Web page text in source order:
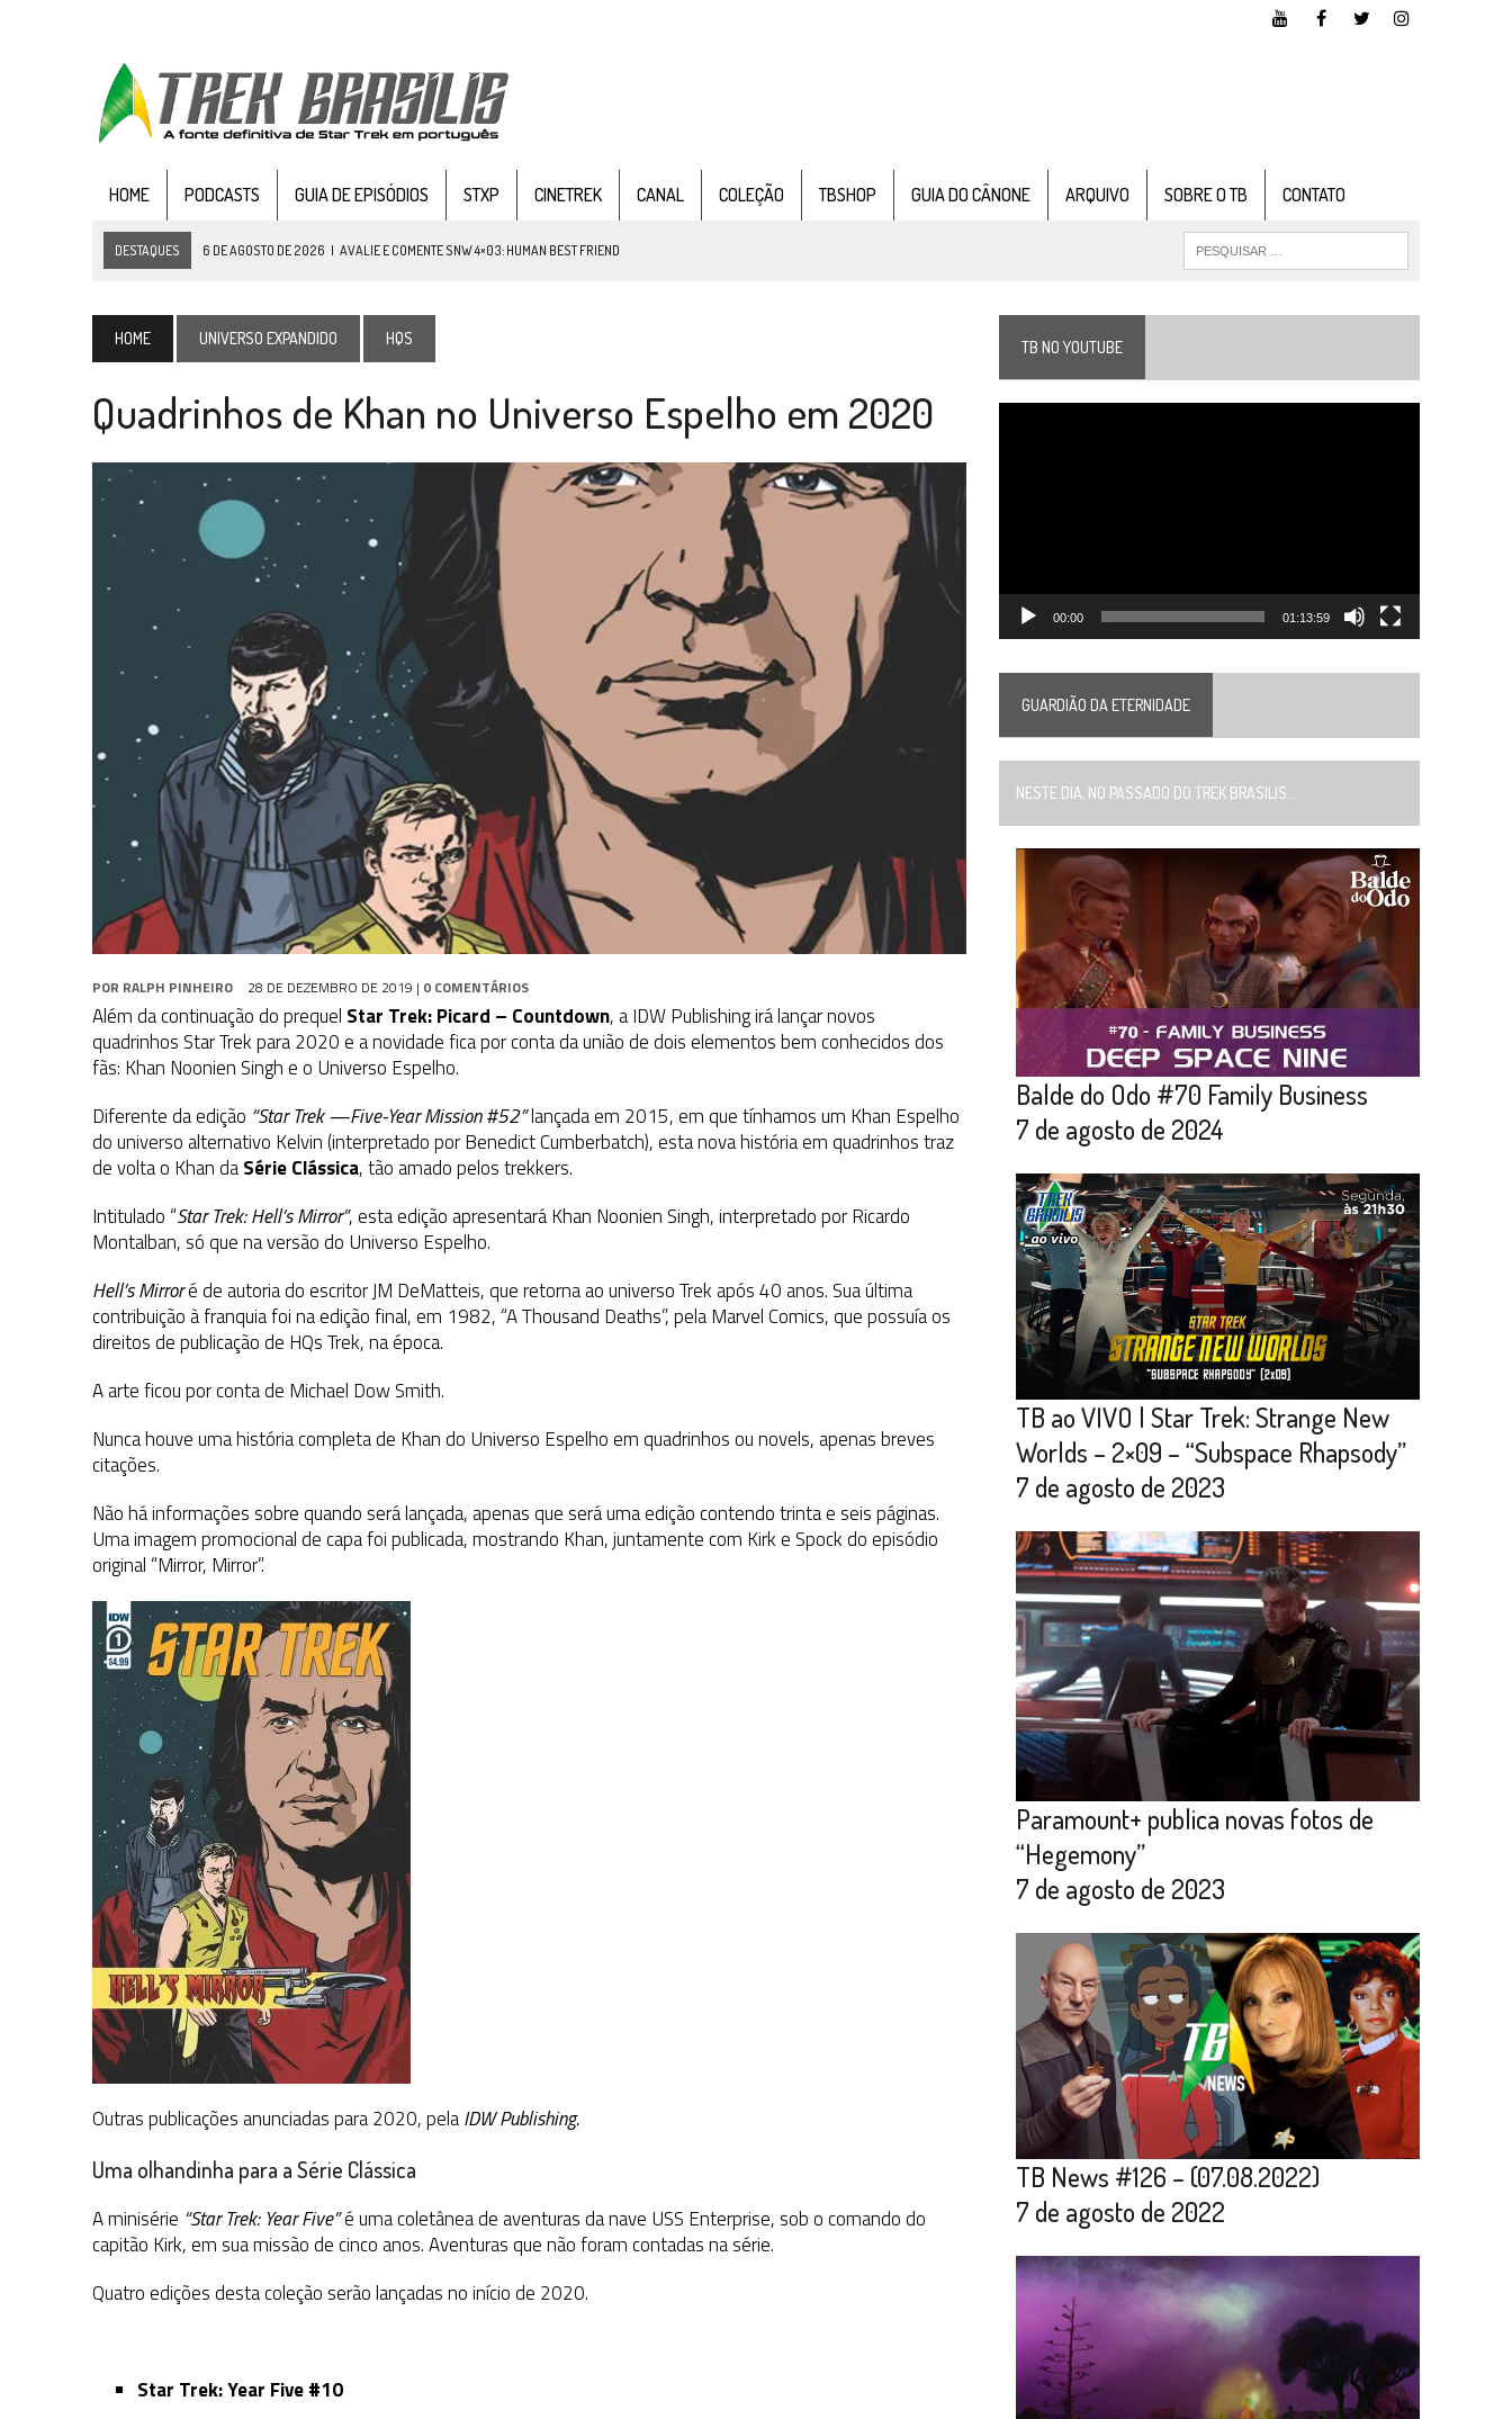
HOME PODCASTS GUIA DE EPISÓDIOS STXP CINETREK CANAL COLEÇÃO TBSHOP GUIA DO CÂNONE ARQUIVO SOBRE O TB CONTATO
DESTAQUES 6 DE AGOSTO DE 2026 | AVALIE E COMENTE SNW 4×03: HUMAN BEST FRIEND
3 DE AGOSTO DE 2026 | VEJA FOTOS DO TERCEIRO EPISÓDIO DA 4ª TEMPORADA DE STRANGE NEW WORDS
3 DE AGOSTO DE 2026 PARAMOUNT E CBS DERRUBAM NOVO VÍDEO DO FILME DE FÃS AXANAR HORAS APÓS ESTREIA
TB AO VIVO | STAR TREK: STRANGE NEW WORLDS – “THE GRIFFIN INCIDENT” (4×02)
1 DE AGOSTO DE 2026 ELENCO DE STRANGE NEW WORLDS ENCARA O FIM DE UMA ERA NA SDCC
31 DE JULHO DE 2026 GRANDES JORNADAS | QUATRO EPISÓDIOS DE SOBRE DIFERENTES PONTOS DE VISTA
31 DE JULHO DE 2026 BOX DELUXE DO ANO 5 DA COLEÇÃO TREK BRASILIS JÁ DISPONÍVEL EM PRÉ-VENDA!
NOVA TEMPORADA DE THE CENTER SEAT, SÉRIE DOCUMENTAL DE STAR TREK , CHEGA EM 8 DE SETEMBRO
HOME UNIVERSO EXPANDIDO HQS
Quadrinhos de Khan no Universo Espelho em 2020
POR RALPH PINHEIRO 28 DE DEZEMBRO DE 2019 | 0 COMENTÁRIOS
Além da continuação do prequel Star Trek: Picard – Countdown, a IDW Publishing irá lançar novos
quadrinhos Star Trek para 2020 e a novidade fica por conta da união de dois elementos bem conhecidos dos
fãs: Khan Noonien Singh e o Universo Espelho.
Diferente da edição “Star Trek —Five-Year Mission #52”lançada em 2015, em que tínhamos um Khan Espelho
do universo alternativo Kelvin (interpretado por Benedict Cumberbatch), esta nova história em quadrinhos traz
de volta o Khan daSérie Clássica, tão amado pelos trekkers.
Intitulado “Star Trek: Hell’s Mirror”, esta edição apresentará Khan Noonien Singh, interpretado por Ricardo
Montalban, só que na versão do Universo Espelho.
Hell’s Mirroré de autoria do escritor JM DeMatteis, que retorna ao universo Trek após 40 anos. Sua última
contribuição à franquia foi na edição final, em 1982, “A Thousand Deaths”, pela Marvel Comics, que possuía os
direitos de publicação de HQs Trek, na época.
A arte ficou por conta de Michael Dow Smith.
Nunca houve uma história completa de Khan do Universo Espelho em quadrinhos ou novels, apenas breves
citações.
Não há informações sobre quando será lançada, apenas que será uma edição contendo trinta e seis páginas.
Uma imagem promocional de capa foi publicada, mostrando Khan, juntamente com Kirk e Spock do episódio
original “Mirror, Mirror”.
Outras publicações anunciadas para 2020, pelaIDW Publishing.
Uma olhandinha para a Série Clássica
A minisérie “Star Trek: Year Five”é uma coletânea de aventuras da nave USS Enterprise, sob o comando do
capitão Kirk, em sua missão de cinco anos. Aventuras que não foram contadas na série.
Quatro edições desta coleção serão lançadas no início de 2020.
Star Trek: Year Five #10
TB NO YOUTUBE
00:00 01:13:59
GUARDIÃO DA ETERNIDADE
NESTE DIA, NO PASSADO DO TREK BRASILIS...
Balde do Odo #70 Family Business
7 de agosto de 2024
TB ao VIVO | Star Trek: Strange New
Worlds – 2×09 – “Subspace Rhapsody”
7 de agosto de 2023
Paramount+ publica novas fotos de
“Hegemony”
7 de agosto de 2023
TB News #126 – (07.08.2022)
7 de agosto de 2022